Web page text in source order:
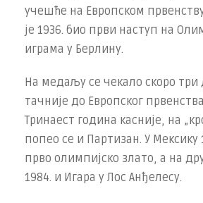
учешће на Европском
је 1936. био први наступ на
играма у Берлину.
На медаљу се чекало скоро три
тачније до Европског
Тринаест година касније, на
попео се и Партизан. У Мексику
прво олимпијско злато, а на
1984. и Игара у Лос Анђелесу.